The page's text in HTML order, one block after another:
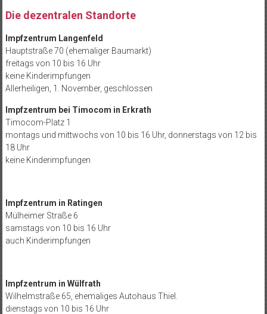
Die dezentralen Standorte
Impfzentrum Langenfeld
Hauptstraße 70 (ehemaliger Baumarkt)
freitags von 10 bis 16 Uhr
keine Kinderimpfungen
Allerheiligen, 1. November, geschlossen
Impfzentrum bei Timocom in Erkrath
Timocom-Platz 1
montags und mittwochs von 10 bis 16 Uhr, donnerstags von 12 bis
18 Uhr
keine Kinderimpfungen
Impfzentrum in Ratingen
Mülheimer Straße 6
samstags von 10 bis 16 Uhr
auch Kinderimpfungen
Impfzentrum in Wülfrath
Wilhelmstraße 65, ehemaliges Autohaus Thiel.
dienstags von 10 bis 16 Uhr